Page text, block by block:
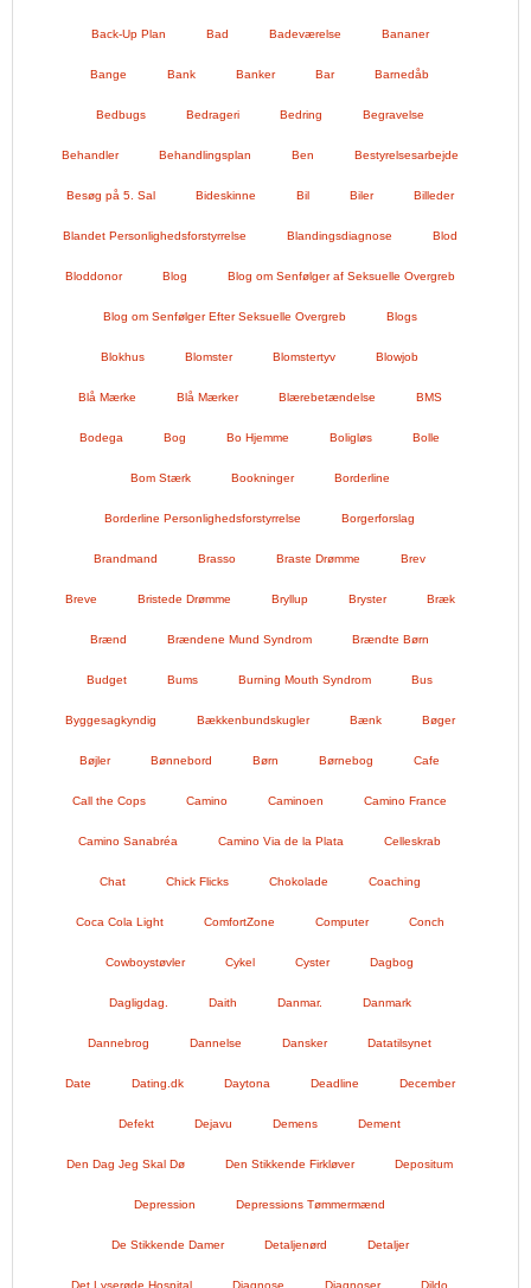
Back-Up Plan Bad Badeværelse Bananer
Bange Bank Banker Bar Barnedåb
Bedbugs Bedrageri Bedring Begravelse
Behandler Behandlingsplan Ben Bestyrelsesarbejde
Besøg på 5. Sal Bideskinne Bil Biler Billeder
Blandet Personlighedsforstyrrelse Blandingsdiagnose Blod
Bloddonor Blog Blog om Senfølger af Seksuelle Overgreb
Blog om Senfølger Efter Seksuelle Overgreb Blogs
Blokhus Blomster Blomstertyv Blowjob
Blå Mærke Blå Mærker Blærebetændelse BMS
Bodega Bog Bo Hjemme Boligløs Bolle
Bom Stærk Bookninger Borderline
Borderline Personlighedsforstyrrelse Borgerforslag
Brandmand Brasso Braste Drømme Brev
Breve Bristede Drømme Bryllup Bryster Bræk
Brænd Brændene Mund Syndrom Brændte Børn
Budget Bums Burning Mouth Syndrom Bus
Byggesagkyndig Bækkenbundskugler Bænk Bøger
Bøjler Bønnebord Børn Børnebog Cafe
Call the Cops Camino Caminoen Camino France
Camino Sanabréa Camino Via de la Plata Celleskrab
Chat Chick Flicks Chokolade Coaching
Coca Cola Light ComfortZone Computer Conch
Cowboystøvler Cykel Cyster Dagbog
Dagligdag. Daith Danmar. Danmark
Dannebrog Dannelse Dansker Datatilsynet
Date Dating.dk Daytona Deadline December
Defekt Dejavu Demens Dement
Den Dag Jeg Skal Dø Den Stikkende Firkløver Depositum
Depression Depressions Tømmermænd
De Stikkende Damer Detaljenørd Detaljer
Det Lyserøde Hospital Diagnose Diagnoser Dildo